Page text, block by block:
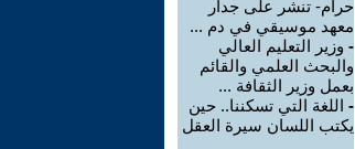
حرام- تنشر على جدار
معهد موسيقي في دم ...
- وزير التعليم العالي
والبحث العلمي والقائم
بعمل وزير الثقافة ...
- اللغة التي تسكننا.. حين
يكتب اللسان سيرة العقل